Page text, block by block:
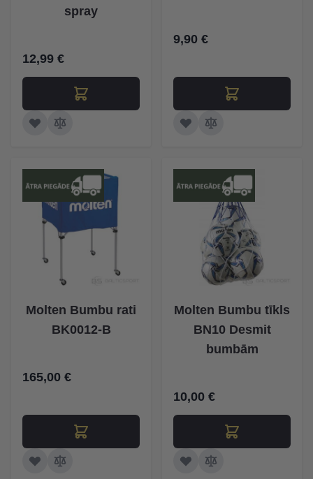
spray
12,99 €
9,90 €
Molten Bumbu rati
BK0012-B
165,00 €
Molten Bumbu tīkls
BN10 Desmit
bumbām
10,00 €